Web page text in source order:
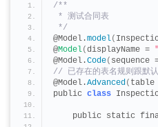
    @
private Long
}
/**
* 测试合同表
*/
@Model.model(
@Model(displayName =
@Model.Code( sequence
// 已存在的表名规则跟默认
@Model.Advanced( table
public class
public static